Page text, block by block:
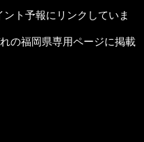
ト予報にリンクしていま
の福岡県専用ページに掲載